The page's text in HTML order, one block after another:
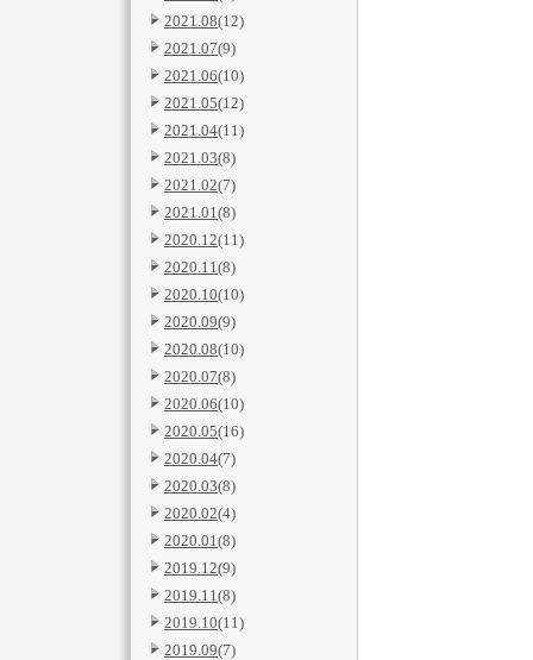
2021.08(12)
2021.07(9)
2021.06(10)
2021.05(12)
2021.04(11)
2021.03(8)
2021.02(7)
2021.01(8)
2020.12(11)
2020.11(8)
2020.10(10)
2020.09(9)
2020.08(10)
2020.07(8)
2020.06(10)
2020.05(16)
2020.04(7)
2020.03(8)
2020.02(4)
2020.01(8)
2019.12(9)
2019.11(8)
2019.10(11)
2019.09(7)